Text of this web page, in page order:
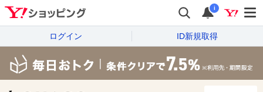
i
ログイン ID新規取得